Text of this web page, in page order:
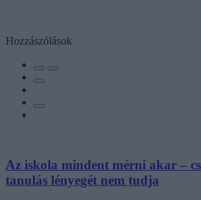
Hozzászólások
Az iskola mindent mérni akar –
tanulás lényegét nem tudja